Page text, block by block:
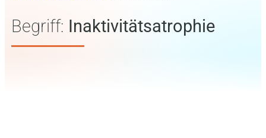
Begriff: Inaktivitätsatrophie